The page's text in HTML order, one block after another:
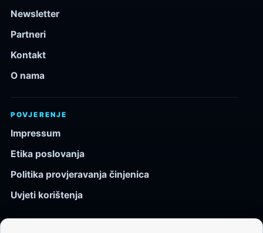
Newsletter
Partneri
Kontakt
O nama
POVJERENJE
Impressum
Etika poslovanja
Politika provjeravanja činjenica
Uvjeti korištenja